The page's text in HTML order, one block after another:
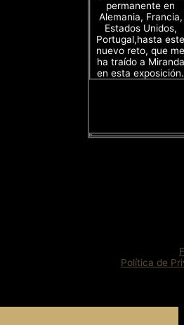
permanente en
Alemania, Francia,
Estados Unidos,
Portugal,hasta este
nuevo reto, que me
ha traído a Miranda
en esta exposición.
Política de